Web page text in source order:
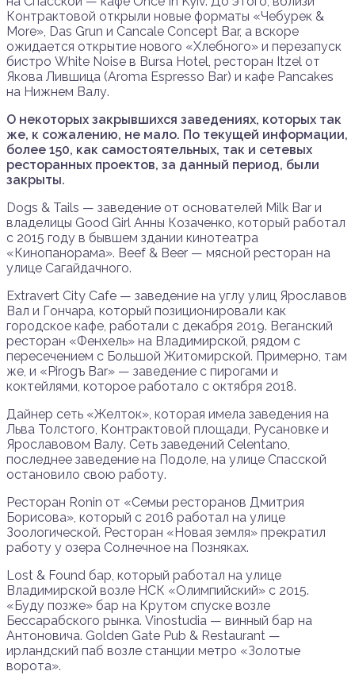
Контрактовой открыли новые форматы «Чебурек &
More», Das Grun и Cancale Concept Bar, а вскоре
ожидается открытие нового «Хлебного» и перезапуск
бистро White Noise в Bursa Hotel, ресторан Itzel от
Якова Лившица (Aroma Espresso Bar) и кафе Pancakes
на Нижнем Валу.
О некоторых закрывшихся заведениях, которых так
же, к сожалению, не мало. По текущей информации,
более 150, как самостоятельных, так и сетевых
ресторанных проектов, за данный период, были
закрыты.
Dogs & Tails — заведение от основателей Milk Bar и
владелицы Good Girl Анны Козаченко, который работал
с 2015 году в бывшем здании кинотеатра
«Кинопанорама». Beef & Beer — мясной ресторан на
улице Сагайдачного.
Extravert City Cafe — заведение на углу улиц Ярославов
Вал и Гончара, который позиционировали как
городское кафе, работали с декабря 2019. Веганский
ресторан «Фенхель» на Владимирской, рядом с
пересечением с Большой Житомирской. Примерно, там
же, и «Pirogъ Bar» — заведение с пирогами и
коктейлями, которое работало с октября 2018.
Дайнер сеть «Желток», которая имела заведения на
Льва Толстого, Контрактовой площади, Русановке и
Ярославовом Валу. Сеть заведений Celentano,
последнее заведение на Подоле, на улице Спасской
остановило свою работу.
Ресторан Ronin от «Семьи ресторанов Дмитрия
Борисова», который с 2016 работал на улице
Зоологической. Ресторан «Новая земля» прекратил
работу у озера Солнечное на Позняках.
Lost & Found бар, который работал на улице
Владимирской возле НСК «Олимпийский» с 2015.
«Буду позже» бар на Крутом спуске возле
Бессарабского рынка. Vinostudia — винный бар на
Антоновича. Golden Gate Pub & Restaurant —
ирландский паб возле станции метро «Золотые
ворота».